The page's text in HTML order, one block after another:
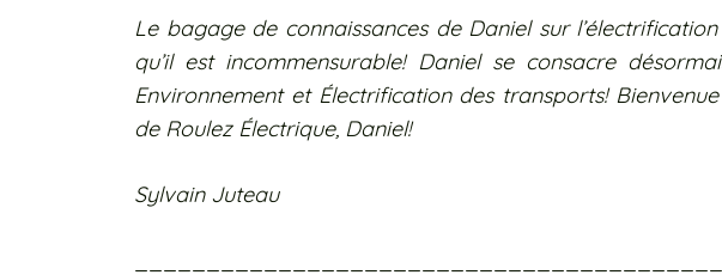
Le bagage de connaissances de Daniel sur
qu’il est incommensurable! Daniel se consacre
Environnement et Électrification des transports!
de Roulez Électrique, Daniel!
Sylvain Juteau